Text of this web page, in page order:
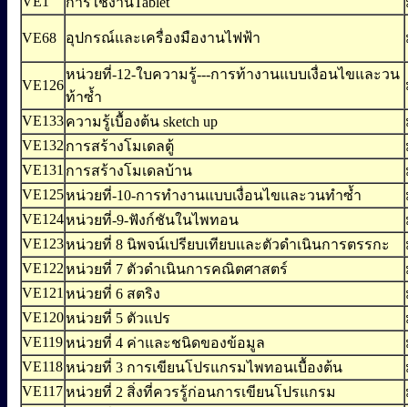
VE68 อุปกรณ์และเครื่องมืองานไฟฟ้า
VE126
หน่วยที่-12-ใบความรู้---การท้างานแบบเงื่อนไขและวน
ท้าซ้ำ
VE133ความรู้เบื้องต้น sketch up
VE132 การสร้างโมเดลตู้
VE131 การสร้างโมเดลบ้าน
VE125หน่วยที่-10-การทำงานแบบเงื่อนไขและวนทำซ้ำ
VE124หน่วยที่-9-ฟังก์ชันในไพทอน
VE123หน่วยที่ 8 นิพจน์เปรียบเทียบและตัวดำเนินการตรรกะ
VE122หน่วยที่ 7 ตัวดำเนินการคณิตศาสตร์
VE121 หน่วยที่ 6 สตริง
VE120หน่วยที่ 5 ตัวแปร
VE119หน่วยที่ 4 ค่าและชนิดของข้อมูล
VE118หน่วยที่ 3 การเขียนโปรแกรมไพทอนเบื้องต้น
VE117หน่วยที่ 2 สิ่งที่ควรรู้ก่อนการเขียนโปรแกรม